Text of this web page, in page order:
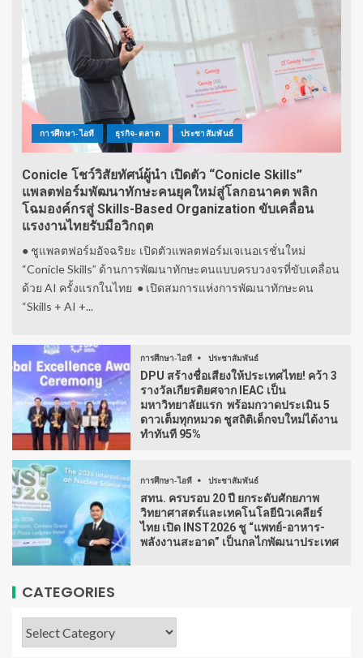
การศึกษา-ไอที ธุรกิจ-ตลาด ประชาสัมพันธ์
Conicle โชว์วิสัยทัศน์ผู้นำ เปิดตัว “Conicle Skills”
แพลตฟอร์มพัฒนาทักษะคนยุคใหม่สู่โลกอนาคต พลิก
โฉมองค์กรสู่ Skills-Based Organization ขับเคลื่อน
แรงงานไทยรับมือวิกฤต
● ชูแพลตฟอร์มอัจฉริยะ เปิดตัวแพลตฟอร์มเจเนอเรชั่นใหม่
“Conicle Skills” ด้านการพัฒนาทักษะคนแบบครบวงจรที่ขับเคลื่อน
ด้วย AI ครั้งแรกในไทย ● เปิดสมการแห่งการพัฒนาทักษะคน
“Skills + AI +...
การศึกษา-ไอที ประชาสัมพันธ์
DPU สร้างชื่อเสียงให้ประเทศไทย! คว้า 3
รางวัลเกียรติยศจาก IEAC เป็น
มหาวิทยาลัยแรก พร้อมกวาดประเมิน 5
ดาวเต็มทุกหมวด ชูสถิติเด็กจบใหม่ได้งาน
ทำทันที 95%
การศึกษา-ไอที ประชาสัมพันธ์
สทน. ครบรอบ 20 ปี ยกระดับศักยภาพ
วิทยาศาสตร์และเทคโนโลยีนิวเคลียร์
ไทย เปิด INST2026 ชู “แพทย์-อาหาร-
พลังงานสะอาด” เป็นกลไกพัฒนาประเทศ
CATEGORIES